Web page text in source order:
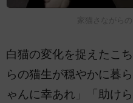
家猫さながら
白猫の変化を捉えたこ
らの猫生が穏やかに暮
ゃんに幸あれ」「助け